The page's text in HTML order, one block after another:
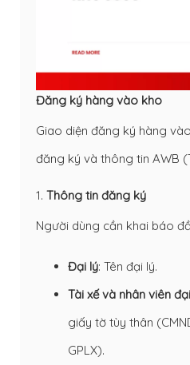
Đăng ký hàng vào kho
Giao diện đăng ký hàng
đăng ký và thông tin AWB
1. Thông tin đăng ký
Người dùng cần khai báo
Đại lý: Tên đại lý.
Tài xế và nhân viên
giấy tờ tùy thân
GPLX).